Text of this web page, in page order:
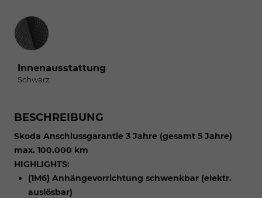
Innenausstattung
Innenausstattung
Schwarz
BESCHREIBUNG
Skoda Anschlussgarantie 3 Jahre (gesamt 5 Jahre)
max. 100.000 km
HIGHLIGHTS:
(1M6) Anhängevorrichtung schwenkbar (elektr.
auslösbar)